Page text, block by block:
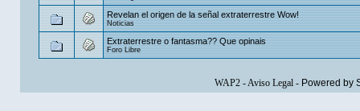
Revelan el origen de la señal extraterrestre Wow!
Noticias
Extraterrestre o fantasma?? Que opinais
Foro Libre
WAP2-Aviso Legal- Powered by